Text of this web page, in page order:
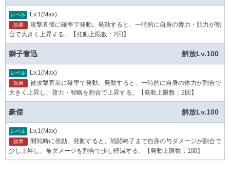
レベル Lv.1(Max)
効果
攻撃直後に確率で発動。発動すると、一時的に自身の膂力・胆力が割
合で大きく上昇する。【発動上限数：2回】
獅子奮迅 解放Lv.100
レベル Lv.1(Max)
効果
被攻撃直前に確率で発動。発動すると、一時的に自身の体力が割合で
大きく上昇し、膂力・智略を割合で上昇する。【発動上限数：2回】
豪傑 解放Lv.100
レベル Lv,1(Max)
効果
開戦時に発動。発動すると、戦闘終了まで自身の与ダメージが割合で
少し上昇し、被ダメージを割合で少し軽減する。【発動上限数：1回】